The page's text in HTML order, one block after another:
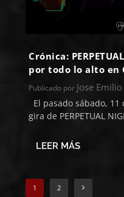
Crónica:
por todo lo alto en
Publicado por Jose
El pasado sábado,
gira de PERPETUAL
LEER MÁS
1 2